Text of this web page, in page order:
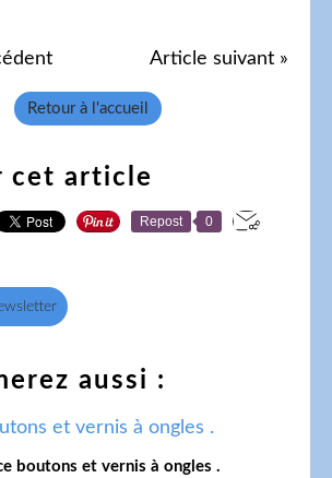
Article suivant »
Retour à l'accueil
cet article
Repost 0
aussi :
boutons et vernis à ongles .